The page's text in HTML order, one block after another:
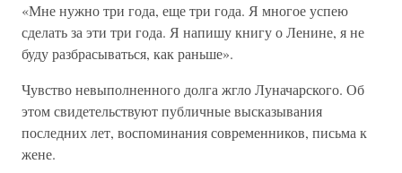
«Мне нужно три года, еще три года. Я многое успею
сделать за эти три года. Я напишу книгу о Ленине, я не
буду разбрасываться, как раньше».
Чувство невыполненного долга жгло Луначарского. Об
этом свидетельствуют публичные высказывания
последних лет, воспоминания современников, письма к
жене.